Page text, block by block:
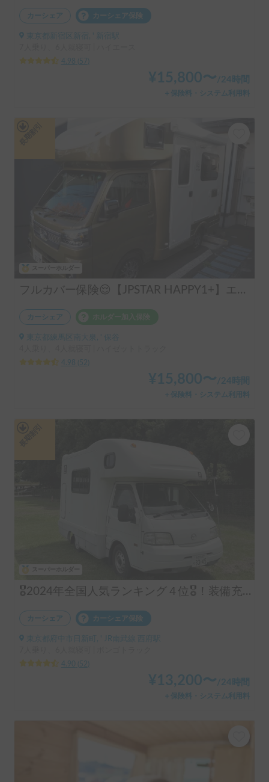
カーシェア カーシェア保険
東京都新宿区新宿, ' 新宿駅
4.98
57
¥ 15,800〜 /24時間
＋保険料・システム利用料
フルカバー保険😌【JPSTAR HAPPY1+】エアコン完備！ペット歓迎🐾配車先多数🐾《西東京キャンピングカーレンタル》
カーシェア
東京都練馬区南大泉, ' 保谷
4.98
52
¥ 15,800〜 /24時間
＋保険料・システム利用料
🎖️2024年全国人気ランキング４位🎖️！装備充実！コインパーキング駐車可！6名就寝
カーシェア カーシェア保険
東京都府中市日新町, ' JR南武線 西府駅
4.90
52
¥ 13,200〜 /24時間
＋保険料・システム利用料